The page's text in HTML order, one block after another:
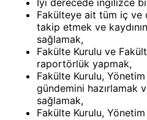
İyi derecede ingilizce
Fakülteye ait tüm iç ve
takip etmek ve
sağlamak,
Fakülte Kurulu ve
raportörlük yapmak,
Fakülte Kurulu,
gündemini hazırlamak
sağlamak,
Fakülte Kurulu,